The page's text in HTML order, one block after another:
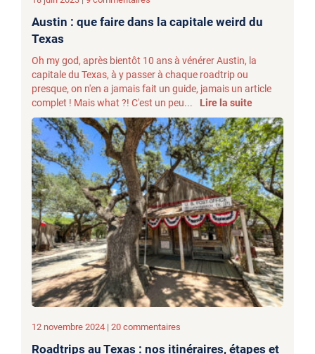
Austin : que faire dans la capitale weird du
Texas
Oh my god, après bientôt 10 ans à vénérer Austin, la
capitale du Texas, à y passer à chaque roadtrip ou
presque, on n'en a jamais fait un guide, jamais un article
complet ! Mais what ?! C'est un peu...
Lire la suite
12 novembre 2024 | 20 commentaires
Roadtrips au Texas : nos itinéraires, étapes et